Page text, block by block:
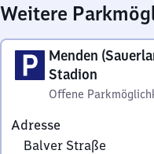
Weitere
Menden
Stadion
Offene
Adresse
Balver Straße